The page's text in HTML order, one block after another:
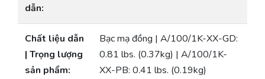
dẫn:
Chất liệu dẫn
| Trọng lượng
sản phẩm:
Bạc mạ đồng | A/100/1K-XX-GD:
0.81 lbs. (0.37kg) | A/100/1K-
XX-PB: 0.41 lbs. (0.19kg)